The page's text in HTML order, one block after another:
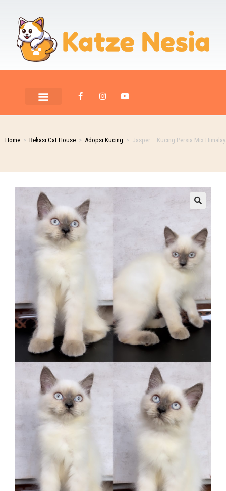
Home > Bekasi Cat House > Adopsi Kucing > Jasper – Kucing Persia Mix